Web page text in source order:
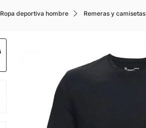
Ropa deportiva hombre Remeras y camisetas
5.